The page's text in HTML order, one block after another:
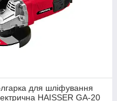
для шліфування
HAISSER GA-20